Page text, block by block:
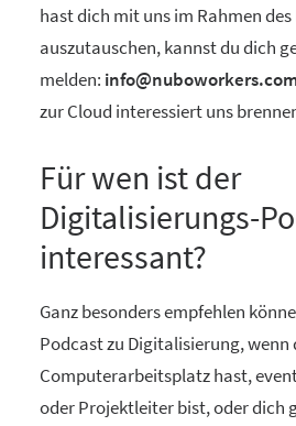
hast dich mit uns im Rahmen
auszutauschen, kannst du dich
melden:
zur Cloud interessiert uns
Für wen ist der
Digitalisierungs-
interessant?
Ganz besonders empfehlen
Podcast zu Digitalisierung, wenn
Computerarbeitsplatz hast,
oder Projektleiter bist, oder dich